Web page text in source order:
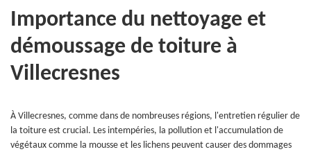
Importance du nettoyage et
démoussage de toiture à
Villecresnes
À Villecresnes, comme dans de nombreuses régions, l'entretien régulier de
la toiture est crucial. Les intempéries, la pollution et l'accumulation de
végétaux comme la mousse et les lichens peuvent causer des dommages